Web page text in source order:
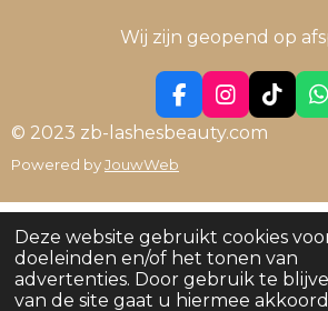
Deze website gebruikt cookies
doeleinden en/of het tonen van
advertenties. Door gebruik te
van de site gaat u hiermee
Wij zijn geopend op
F
a
c
e
o
o
k
I
n
s
g
r
a
m
T
i
k
W
© 2023 zb-lashesbeauty.com
Powered byJouwWeb